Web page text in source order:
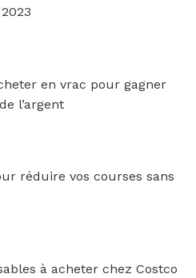
en vrac pour gagner
l’argent
réduire vos courses sans
à acheter chez Costco